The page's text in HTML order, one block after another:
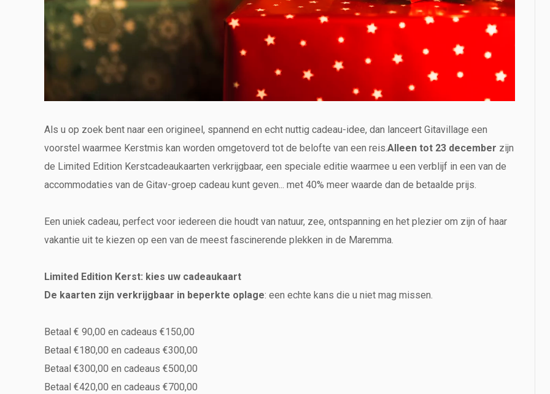
Als u op zoek bent naar een origineel, spannend en echt nuttig cadeau-idee, dan lanceert Gitavillage een
voorstel waarmee Kerstmis kan worden omgetoverd tot de belofte van een reis.Alleen tot 23 december zijn
de Limited Edition Kerstcadeaukaarten verkrijgbaar, een speciale editie waarmee u een verblijf in een van de
accommodaties van de Gitav-groep cadeau kunt geven... met 40% meer waarde dan de betaalde prijs.
Een uniek cadeau, perfect voor iedereen die houdt van natuur, zee, ontspanning en het plezier om zijn of haar
vakantie uit te kiezen op een van de meest fascinerende plekken in de Maremma.
Limited Edition Kerst: kies uw cadeaukaart
De kaarten zijn verkrijgbaar in beperkte oplage: een echte kans die u niet mag missen.
Betaal € 90,00 en cadeaus €150,00
Betaal €180,00 en cadeaus €300,00
Betaal €300,00 en cadeaus €500,00
Betaal €420,00 en cadeaus €700,00